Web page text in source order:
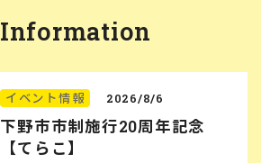
Information
イベント情報 2026/8/6
下野市市制施行20周年記念
【てらこ】